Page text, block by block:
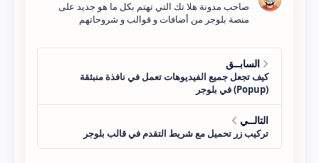
صاحب مدونة هلا تك التي تهتم بكل ما هو جديد على
منصة بلوجر من أضافات و قوالب و شروحاتهم